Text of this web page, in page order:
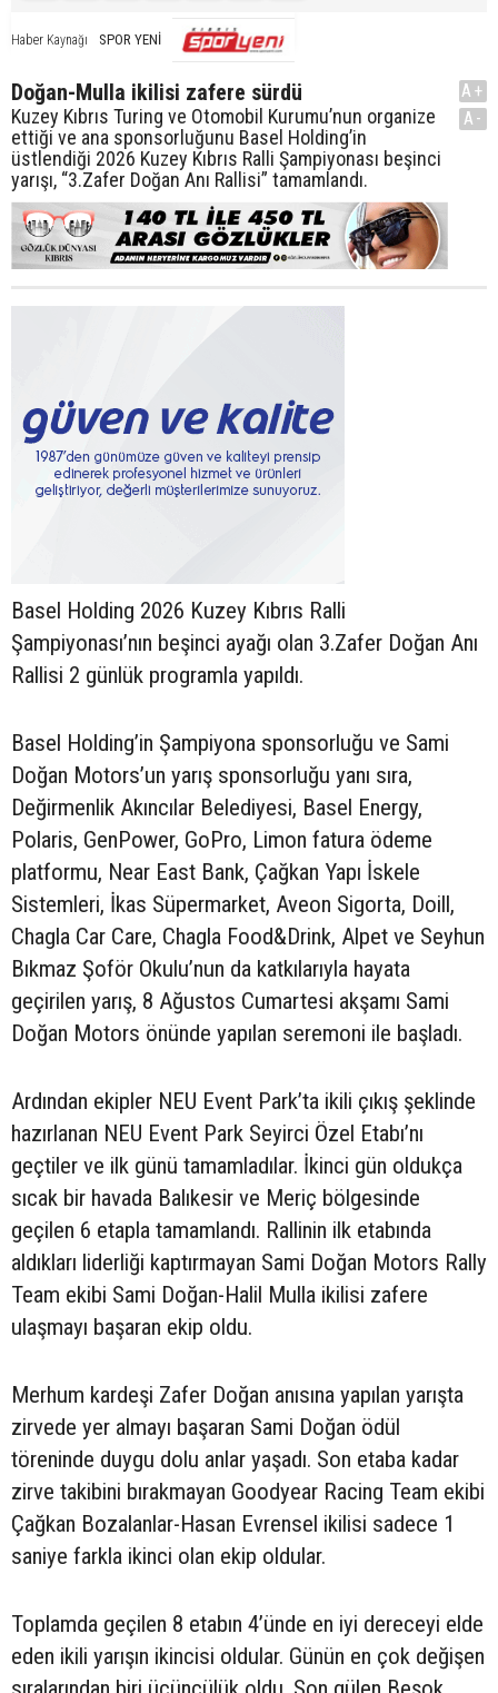
Haber Kaynağı SPOR YENİ
Doğan-Mulla ikilisi zafere sürdü
Kuzey Kıbrıs Turing ve Otomobil Kurumu’nun organize
ettiği ve ana sponsorluğunu Basel Holding’in
üstlendiği 2026 Kuzey Kıbrıs Ralli Şampiyonası beşinci
yarışı, “3.Zafer Doğan Anı Rallisi” tamamlandı.
A+
A-
Basel Holding 2026 Kuzey Kıbrıs Ralli
Şampiyonası’nın beşinci ayağı olan 3.Zafer Doğan Anı
Rallisi 2 günlük programla yapıldı.
Basel Holding’in Şampiyona sponsorluğu ve Sami
Doğan Motors’un yarış sponsorluğu yanı sıra,
Değirmenlik Akıncılar Belediyesi, Basel Energy,
Polaris, GenPower, GoPro, Limon fatura ödeme
platformu, Near East Bank, Çağkan Yapı İskele
Sistemleri, İkas Süpermarket, Aveon Sigorta, Doill,
Chagla Car Care, Chagla Food&Drink, Alpet ve Seyhun
Bıkmaz Şoför Okulu’nun da katkılarıyla hayata
geçirilen yarış, 8 Ağustos Cumartesi akşamı Sami
Doğan Motors önünde yapılan seremoni ile başladı.
Ardından ekipler NEU Event Park’ta ikili çıkış şeklinde
hazırlanan NEU Event Park Seyirci Özel Etabı’nı
geçtiler ve ilk günü tamamladılar. İkinci gün oldukça
sıcak bir havada Balıkesir ve Meriç bölgesinde
geçilen 6 etapla tamamlandı. Rallinin ilk etabında
aldıkları liderliği kaptırmayan Sami Doğan Motors Rally
Team ekibi Sami Doğan-Halil Mulla ikilisi zafere
ulaşmayı başaran ekip oldu.
Merhum kardeşi Zafer Doğan anısına yapılan yarışta
zirvede yer almayı başaran Sami Doğan ödül
töreninde duygu dolu anlar yaşadı. Son etaba kadar
zirve takibini bırakmayan Goodyear Racing Team ekibi
Çağkan Bozalanlar-Hasan Evrensel ikilisi sadece 1
saniye farkla ikinci olan ekip oldular.
Toplamda geçilen 8 etabın 4’ünde en iyi dereceyi elde
eden ikili yarışın ikincisi oldular. Günün en çok değişen